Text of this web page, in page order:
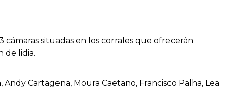
cámaras situadas en los corrales que ofrecerán
de lidia.
Cartagena, Moura Caetano, Francisco Palha, Lea